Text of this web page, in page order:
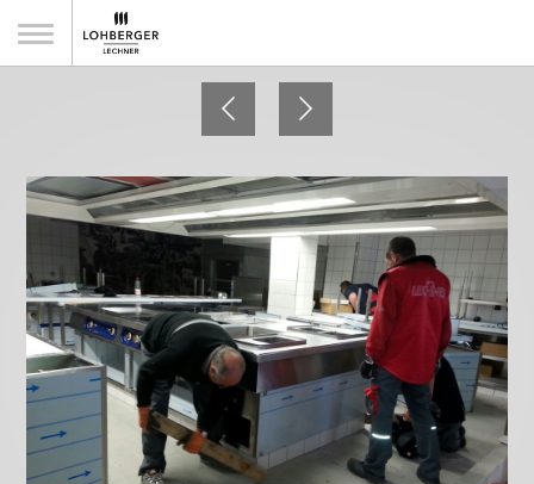
Schlosswirtschaft Moos